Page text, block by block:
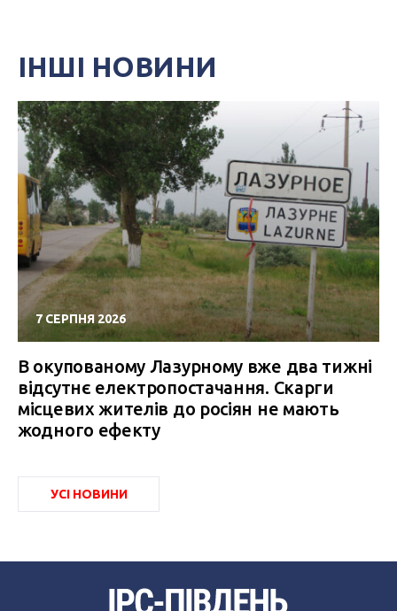
ІНШІ НОВИНИ
7 СЕРПНЯ 2026
В окупованому Лазурному вже два тижні
відсутнє електропостачання. Скарги
місцевих жителів до росіян не мають
жодного ефекту
УСІ НОВИНИ